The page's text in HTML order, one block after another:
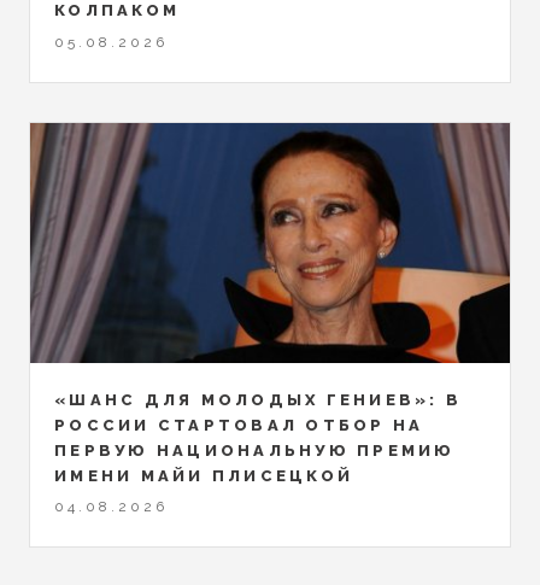
КОЛПАКОМ
05.08.2026
«ШАНС ДЛЯ МОЛОДЫХ ГЕНИЕВ»: В
РОССИИ СТАРТОВАЛ ОТБОР НА
ПЕРВУЮ НАЦИОНАЛЬНУЮ ПРЕМИЮ
ИМЕНИ МАЙИ ПЛИСЕЦКОЙ
04.08.2026